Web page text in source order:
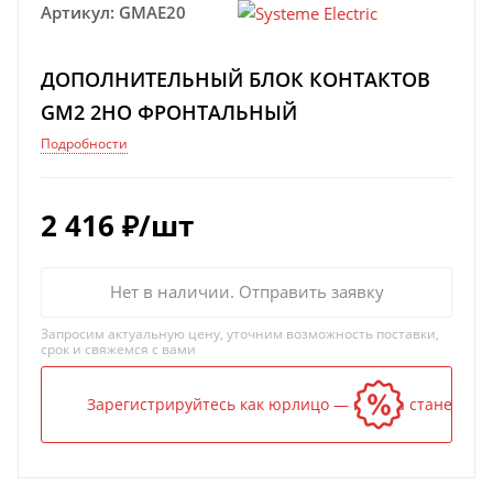
Артикул: GMAE20
ДОПОЛНИТЕЛЬНЫЙ БЛОК КОНТАКТОВ
GM2 2НО ФРОНТАЛЬНЫЙ
Подробности
2 416 ₽/шт
Нет в наличии. Отправить заявку
Запросим актуальную цену, уточним возможность поставки,
срок и свяжемся с вами
Зарегистрируйтесь как юрлицо — и цена станет